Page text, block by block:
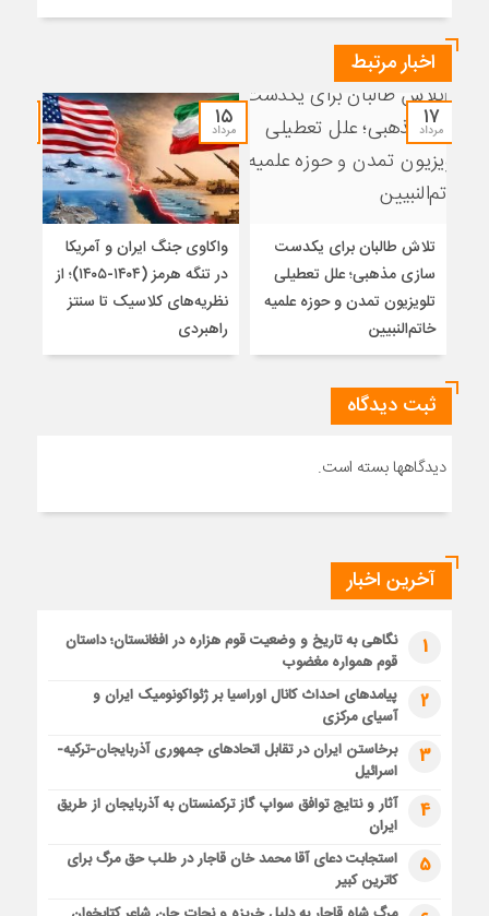
اخبار مرتبط
۱۷
مرداد
تلاش طالبان برای یکدست
سازی مذهبی؛ علل تعطیلی
تلویزیون تمدن و حوزه علمیه
خاتم‌النبیین
۱۵
مرداد
واکاوی جنگ ایران و آمریکا
در تنگه هرمز (۱۴۰۴-۱۴۰۵)؛ از
نظریه‌های کلاسیک تا سنتز
راهبردی
ثبت دیدگاه
دیدگاهها بسته است.
آخرین اخبار
1
نگاهی به تاریخ و وضعیت قوم هزاره در افغانستان؛ داستان
قوم همواره مغضوب
2
پیامدهای احداث کانال اوراسیا بر ژئواکونومیک ایران و
آسیای مرکزی
3
برخاستن ایران در تقابل اتحادهای جمهوری آذربایجان-ترکیه-
اسرائیل
4
آثار و نتایج توافق سواپ گاز ترکمنستان به آذربایجان از طریق
ایران
5
استجابت دعای آقا محمد خان قاجار در طلب حق مرگ برای
کاترین کبیر